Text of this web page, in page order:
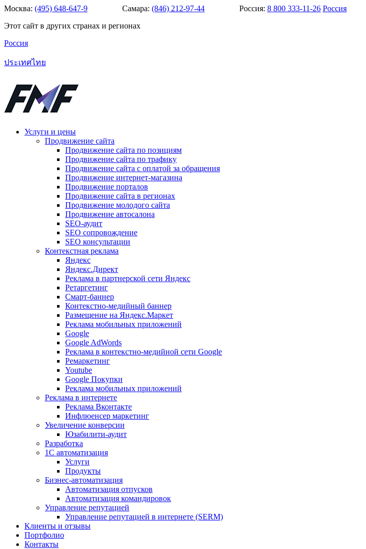
Москва: (495) 648-647-9 Самара: (846) 212-97-44 Россия: 8 800 333-11-26 Россия
Этот сайт в других странах и регионах
Россия
ประเทศไทย
Услуги и цены
Продвижение сайта
Продвижение сайта по позициям
Продвижение сайта по трафику
Продвижение сайта с оплатой за обращения
Продвижение интернет-магазина
Продвижение порталов
Продвижение сайта в регионах
Продвижение молодого сайта
Продвижение автосалона
SEO-аудит
SEO сопровождение
SEO консультации
Контекстная реклама
Яндекс
Яндекс.Директ
Реклама в партнерской сети Яндекс
Ретаргетинг
Смарт-баннер
Контекстно-медийный баннер
Размещение на Яндекс.Маркет
Реклама мобильных приложений
Google
Google AdWords
Реклама в контекстно-медийной сети Google
Ремаркетинг
Youtube
Google Покупки
Реклама мобильных приложений
Реклама в интернете
Реклама Вконтакте
Инфлюенсер маркетинг
Увеличение конверсии
Юзабилити-аудит
Разработка
1С автоматизация
Услуги
Продукты
Бизнес-автоматизация
Автоматизация отпусков
Автоматизация командировок
Управление репутацией
Управление репутацией в интернете (SERM)
Клиенты и отзывы
Портфолио
Контакты